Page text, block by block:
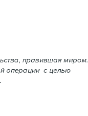
правившая миром.
операции с целью